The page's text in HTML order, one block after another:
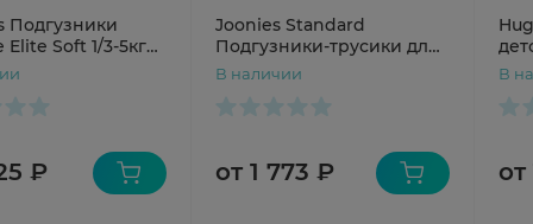
Подгузники
Elite Soft 1/3-5кг
₽
Joonies Standard
Подгузники-трусики для
детей размер L 9-14кг
В наличии
от 1 773 ₽
N20
В
от